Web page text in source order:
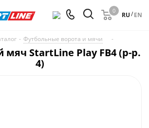
0
RU/EN
- Футбольные ворота и мячи -
StartLine Play FB4 (р-р.
4)